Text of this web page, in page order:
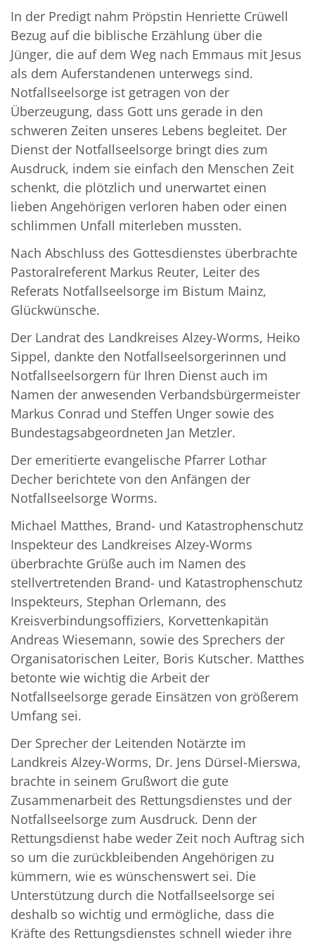
In der Predigt nahm Pröpstin Henriette Crüwell
Bezug auf die biblische Erzählung über die
Jünger, die auf dem Weg nach Emmaus mit Jesus
als dem Auferstandenen unterwegs sind.
Notfallseelsorge ist getragen von der
Überzeugung, dass Gott uns gerade in den
schweren Zeiten unseres Lebens begleitet. Der
Dienst der Notfallseelsorge bringt dies zum
Ausdruck, indem sie einfach den Menschen Zeit
schenkt, die plötzlich und unerwartet einen
lieben Angehörigen verloren haben oder einen
schlimmen Unfall miterleben mussten.
Nach Abschluss des Gottesdienstes überbrachte
Pastoralreferent Markus Reuter, Leiter des
Referats Notfallseelsorge im Bistum Mainz,
Glückwünsche.
Der Landrat des Landkreises Alzey-Worms, Heiko
Sippel, dankte den Notfallseelsorgerinnen und
Notfallseelsorgern für Ihren Dienst auch im
Namen der anwesenden Verbandsbürgermeister
Markus Conrad und Steffen Unger sowie des
Bundestagsabgeordneten Jan Metzler.
Der emeritierte evangelische Pfarrer Lothar
Decher berichtete von den Anfängen der
Notfallseelsorge Worms.
Michael Matthes, Brand- und Katastrophenschutz
Inspekteur des Landkreises Alzey-Worms
überbrachte Grüße auch im Namen des
stellvertretenden Brand- und Katastrophenschutz
Inspekteurs, Stephan Orlemann, des
Kreisverbindungsoffiziers, Korvettenkapitän
Andreas Wiesemann, sowie des Sprechers der
Organisatorischen Leiter, Boris Kutscher. Matthes
betonte wie wichtig die Arbeit der
Notfallseelsorge gerade Einsätzen von größerem
Umfang sei.
Der Sprecher der Leitenden Notärzte im
Landkreis Alzey-Worms, Dr. Jens Dürsel-Mierswa,
brachte in seinem Grußwort die gute
Zusammenarbeit des Rettungsdienstes und der
Notfallseelsorge zum Ausdruck. Denn der
Rettungsdienst habe weder Zeit noch Auftrag sich
so um die zurückbleibenden Angehörigen zu
kümmern, wie es wünschenswert sei. Die
Unterstützung durch die Notfallseelsorge sei
deshalb so wichtig und ermögliche, dass die
Kräfte des Rettungsdienstes schnell wieder ihre